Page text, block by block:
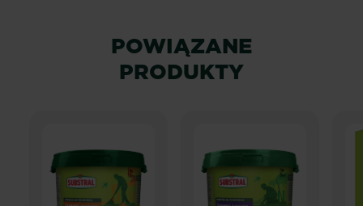
POWIĄZANE
PRODUKTY